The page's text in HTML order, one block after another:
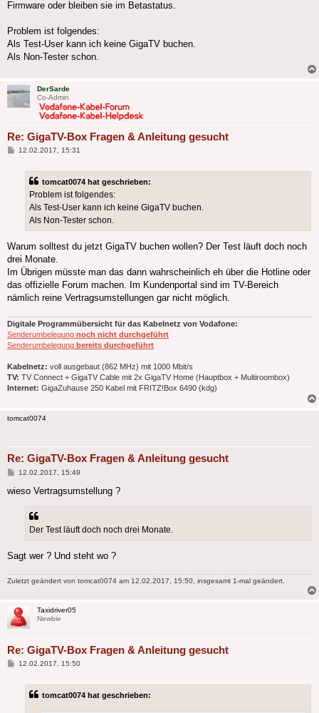
Firmware oder bleiben sie im Betastatus.
Problem ist folgendes:
Als Test-User kann ich keine GigaTV buchen.
Als Non-Tester schon.
DerSarde
Co-Admin
Re: GigaTV-Box Fragen & Anleitung gesucht
Beitrag
12.02.2017, 15:31
tomcat0074 hat geschrieben:
Problem ist folgendes:
Als Test-User kann ich keine GigaTV buchen.
Als Non-Tester schon.
Warum solltest du jetzt GigaTV buchen wollen? Der Test läuft doch noch
drei Monate.
Im Übrigen müsste man das dann wahrscheinlich eh über die Hotline oder
das offizielle Forum machen. Im Kundenportal sind im TV-Bereich
nämlich reine Vertragsumstellungen gar nicht möglich.
Digitale Programmübersicht für das Kabelnetz von Vodafone:
Senderumbelegung noch nicht durchgeführt
Senderumbelegung bereits durchgeführt
Kabelnetz: voll ausgebaut (862 MHz) mit 1000 Mbit/s
TV: TV Connect + GigaTV Cable mit 2x GigaTV Home (Hauptbox + Multiroombox)
Internet: GigaZuhause 250 Kabel mit FRITZ!Box 6490 (kdg)
tomcat0074
Re: GigaTV-Box Fragen & Anleitung gesucht
Beitrag
12.02.2017, 15:49
wieso Vertragsumstellung ?
Der Test läuft doch noch drei Monate.
Sagt wer ? Und steht wo ?
Zuletzt geändert von tomcat0074 am 12.02.2017, 15:50, insgesamt 1-mal geändert.
Taxidriver05
Newbie
Re: GigaTV-Box Fragen & Anleitung gesucht
Beitrag
12.02.2017, 15:50
tomcat0074 hat geschrieben: